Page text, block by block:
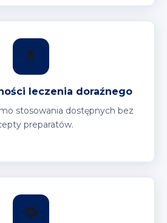
💊
leczenia doraźnego
stosowania dostępnych bez
preparatów.
🔁